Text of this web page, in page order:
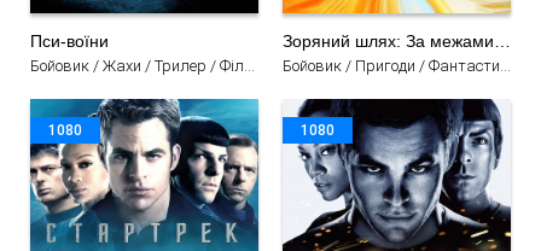
Пси-воїни
Бойовик / Жахи / Трилер / Фільми Бойовик / Пригоди / Фантастика / Фільми
1080 1080